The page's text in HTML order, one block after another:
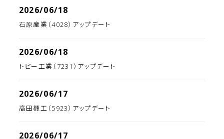
2026/06/18
石原産業（4028）アップデート
2026/06/18
トピー工業（7231）アップデート
2026/06/17
高田機工（5923）アップデート
2026/06/17